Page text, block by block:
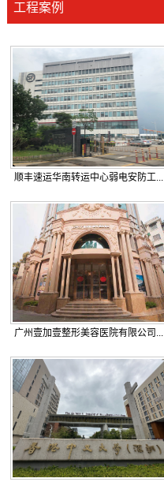
工程案例
顺丰速运华南转运中心弱电安防工...
广州壹加壹整形美容医院有限公司...